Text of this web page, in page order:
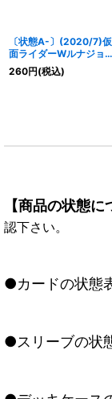
〔状態A-〕(2020/7)仮
面ライダーWルナジョー
カー/仮面ライダーWル
ナトリガー【転醒R】
260円(税込)
【商品の状態に
認下さい。
●カードの状態
●スリーブの状